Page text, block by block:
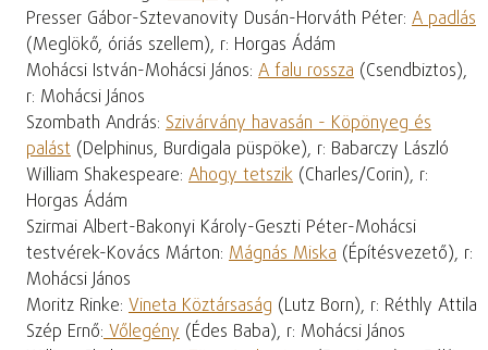
Presser Gábor-Sztevanovity Dusán-Horváth Péter: A padlás
(Meglökő, óriás szellem), r: Horgas Ádám
Mohácsi István-Mohácsi János: A falu rossza (Csendbiztos),
r: Mohácsi János
Szombath András: Szivárvány havasán - Köpönyeg és
palást (Delphinus, Burdigala püspöke), r: Babarczy László
William Shakespeare: Ahogy tetszik (Charles/Corin), r:
Horgas Ádám
Szirmai Albert-Bakonyi Károly-Geszti Péter-Mohácsi
testvérek-Kovács Márton: Mágnás Miska (Építésvezető), r:
Mohácsi János
Moritz Rinke: Vineta Köztársaság (Lutz Born), r: Réthly Attila
Szép Ernő:Vőlegény (Édes Baba), r: Mohácsi János